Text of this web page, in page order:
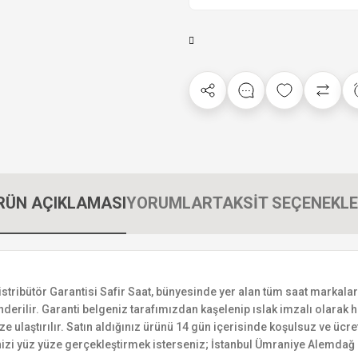
AÇIKLAMASIYORUMLARTAKSİT
Garantisi Safir Saat, bünyesinde yer alan tüm saat
Garanti belgeniz tarafımızdan kaşelenip ıslak imzalı olarak
Satın aldığınız ürünü 14 gün içerisinde koşulsuz ve
yüz yüze gerçekleştirmek isterseniz; İstanbul Ümraniye